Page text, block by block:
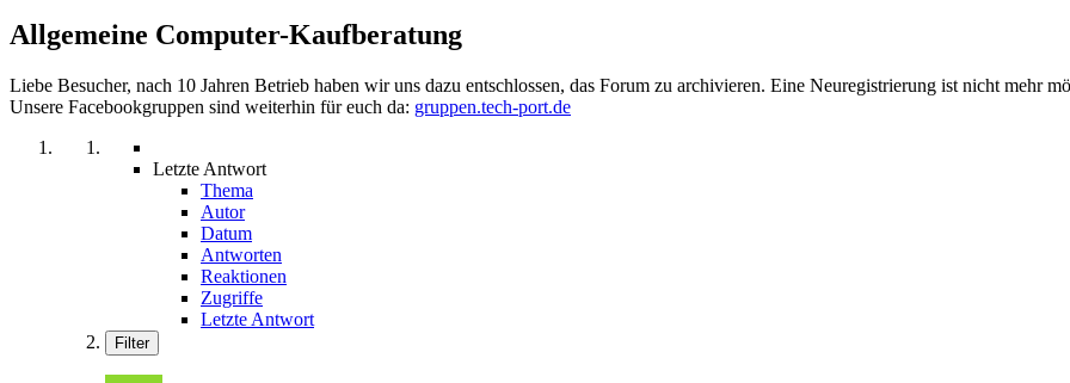
Allgemeine Computer-Kaufberatung
Liebe Besucher, nach 10 Jahren Betrieb haben wir uns dazu entschlossen, das Forum zu archivieren. Eine Neuregistrierung ist nicht mehr
Unsere Facebookgruppen sind weiterhin für euch da: gruppen.tech-port.de
Letzte Antwort
Thema
Autor
Datum
Antworten
Reaktionen
Zugriffe
Letzte Antwort
Filter